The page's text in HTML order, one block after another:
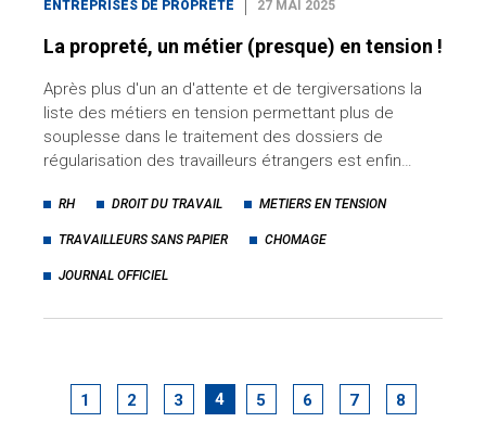
ENTREPRISES DE PROPRETÉ 27 MAI 2025
La propreté, un métier (presque) en tension !
Après plus d'un an d'attente et de tergiversations la
liste des métiers en tension permettant plus de
souplesse dans le traitement des dossiers de
régularisation des travailleurs étrangers est enfin…
RH DROIT DU TRAVAIL METIERS EN TENSION
TRAVAILLEURS SANS PAPIER CHOMAGE
JOURNAL OFFICIEL
1 2 3 4 5 6 7 8